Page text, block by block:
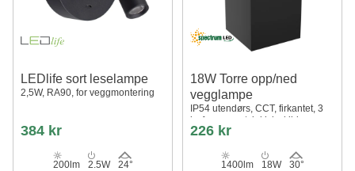
LEDlife sort leselampe
2,5W, RA90, for veggmontering
384 kr
200lm 2.5W 24°
18W Torre opp/ned
vegglampe
IP54 utendørs, CCT, firkantet, 3
lysfarger, sort, inkl. lyskilde
226 kr
1400lm 18W 30°